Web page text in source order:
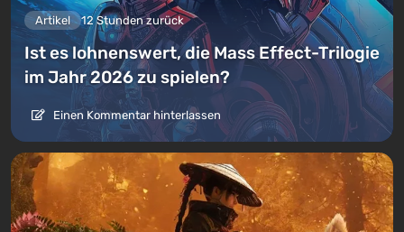
Artikel 12 Stunden zurück
Ist es lohnenswert, die Mass Effect-Trilogie
im Jahr 2026 zu spielen?
Einen Kommentar hinterlassen